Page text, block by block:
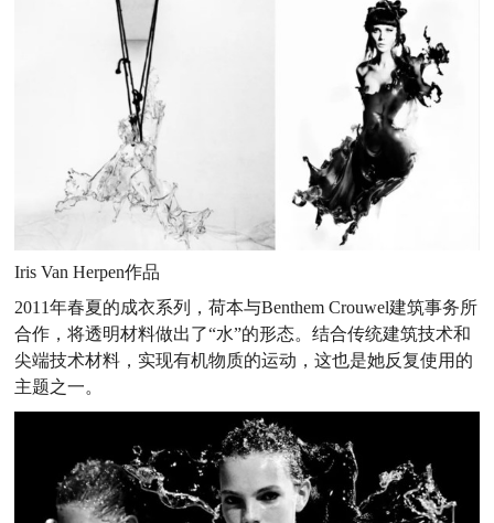
Iris Van Herpen作品
2011年春夏的成衣系列，荷本与Benthem Crouwel建筑事务所
合作，将透明材料做出了“水”的形态。结合传统建筑技术和
尖端技术材料，实现有机物质的运动，这也是她反复使用的
主题之一。